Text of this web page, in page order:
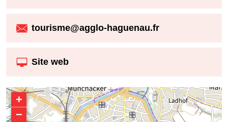
tourisme@agglo-haguenau.fr
Site web
+
−